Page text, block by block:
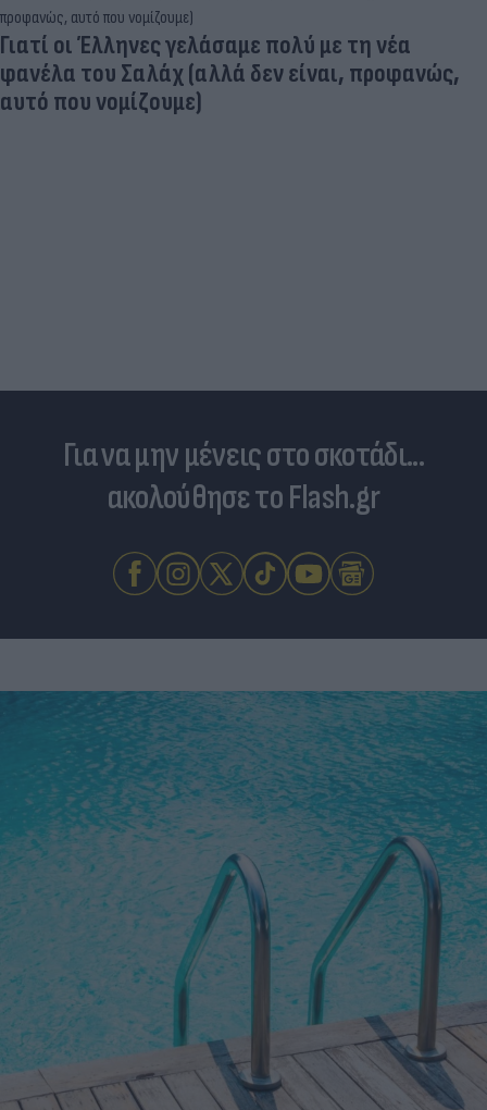
Γιατί οι Έλληνες γελάσαμε πολύ με τη νέα
φανέλα του Σαλάχ (αλλά δεν είναι, προφανώς,
αυτό που νομίζουμε)
Για να μην μένεις στο σκοτάδι...
ακολούθησε το Flash.gr